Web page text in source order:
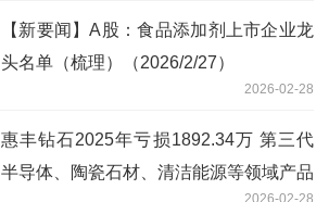
【新要闻】A股：食品添加剂上市企业龙
头名单（梳理）（2026/2/27）
2026-02-28
惠丰钻石2025年亏损1892.34万 第三代
半导体、陶瓷石材、清洁能源等领域产品